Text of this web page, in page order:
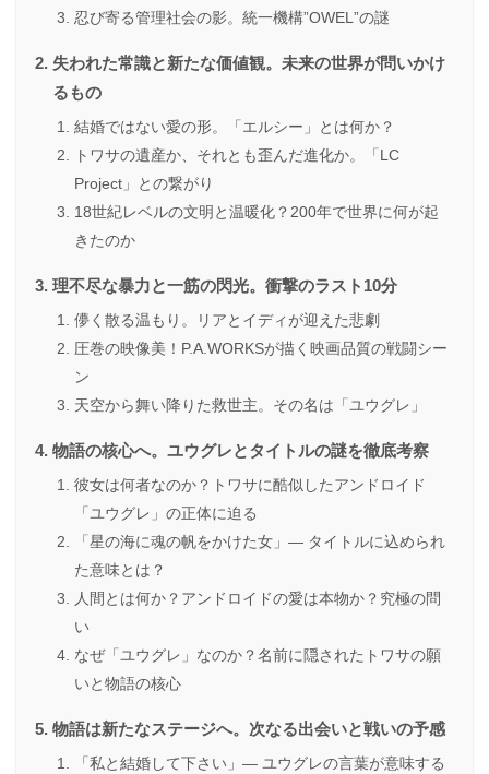
忍び寄る管理社会の影。統一機構”OWEL”の謎
失われた常識と新たな価値観。未来の世界が問いかけ
るもの
結婚ではない愛の形。「エルシー」とは何か？
トワサの遺産か、それとも歪んだ進化か。「LC
Project」との繋がり
18世紀レベルの文明と温暖化？200年で世界に何が起
きたのか
理不尽な暴力と一筋の閃光。衝撃のラスト10分
儚く散る温もり。リアとイディが迎えた悲劇
圧巻の映像美！P.A.WORKSが描く映画品質の戦闘シー
ン
天空から舞い降りた救世主。その名は「ユウグレ」
物語の核心へ。ユウグレとタイトルの謎を徹底考察
彼女は何者なのか？トワサに酷似したアンドロイド
「ユウグレ」の正体に迫る
「星の海に魂の帆をかけた女」― タイトルに込められ
た意味とは？
人間とは何か？アンドロイドの愛は本物か？究極の問
い
なぜ「ユウグレ」なのか？名前に隠されたトワサの願
いと物語の核心
物語は新たなステージへ。次なる出会いと戦いの予感
「私と結婚して下さい」― ユウグレの言葉が意味する